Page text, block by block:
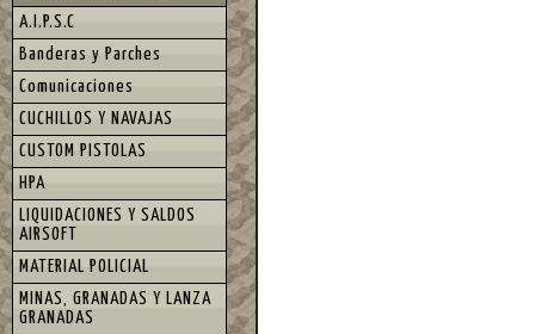
A.I.P.S.C
Banderas y Parches
Comunicaciones
CUCHILLOS Y NAVAJAS
CUSTOM PISTOLAS
HPA
LIQUIDACIONES Y SALDOS
AIRSOFT
MATERIAL POLICIAL
MINAS, GRANADAS Y LANZA
GRANADAS